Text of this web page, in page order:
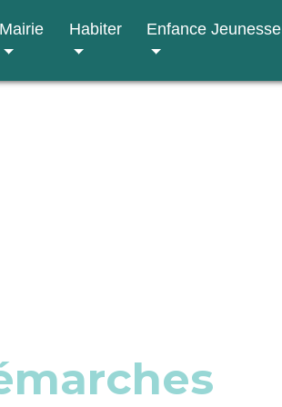
Mairie Habiter Enfance Jeunesse